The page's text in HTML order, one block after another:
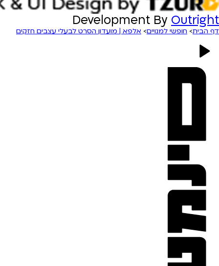
Development By Outright
דף הבית> חופשי למנויים> אלפא | מועדון הסרט לבעלי עצבים חזקים